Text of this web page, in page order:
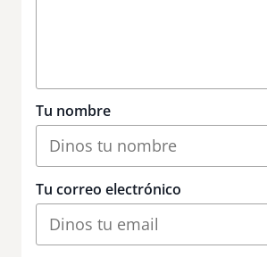
Tu nombre
Tu correo electrónico